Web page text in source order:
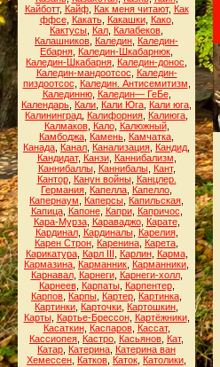
Кайботт, Кайф, Как меня читают, Как
ффсе, Какать, Какашки, Како,
Кактусы Кал Калабеков
Калашников Каледин Каледин-
Ебарня Каледин-Шкабарнюк
Каледин-Шкабарня Каледин-донос
Каледин-мандоотсос
Каледин-
пиздоотсос
Каледин. Антисемитизм
Калединню, Каледин— ГеБе,
Календарь Кали Кали Юга Кали юга
Калининград Калифорния Калиюга
Калмаков, Кало, Калюжный,
Камбоджа Камень Камчатка
Канада Канал Канализация Кандид
Кандидат, Канзи, Каннибализм
Каннибаллы, Каннибалы, Кант,
Кантор, Канун войны, Канцлер.
Германия Капелла Капелло
Капернаум
Каперсы Капильская
Капица, Капоне, Капри, Капричос
Кара-Мурза, Караваджо, Карате,
Кардинал, Кардиналы, Карелия,
Карен Строн Каренина Карета
Карикатура, Карл III Карлин, Карма,
Кармазина Карманник Карманники
Карнавал, Карнеги, Карнеги-холл,
Карнеев, Карпаты, Карпентер,
Карпов Карпы Картер Картинка
Картинки Карточки Картошкин
Карты, Картье-Брессон, Картёжники,
Касаткин, Каспаров, Кассат,
Кассиопея Кастро Касьянов Кат,
Катар Катерина Катерина ван
Хемессен Катков Каток Католики